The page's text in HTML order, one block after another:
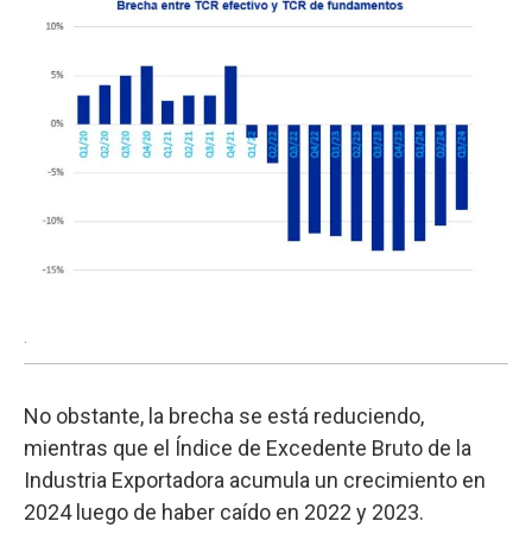
No obstante, la brecha se está reduciendo,
mientras que el Índice de Excedente Bruto de la
Industria Exportadora acumula un crecimiento en
2024 luego de haber caído en 2022 y 2023.